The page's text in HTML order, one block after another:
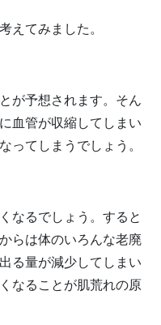
てみました。
が予想されます。そん
血管が収縮してしまい
ってしまうでしょう。
なるでしょう。すると
らは体のいろんな老廃
る量が減少してしまい
なることが肌荒れの原